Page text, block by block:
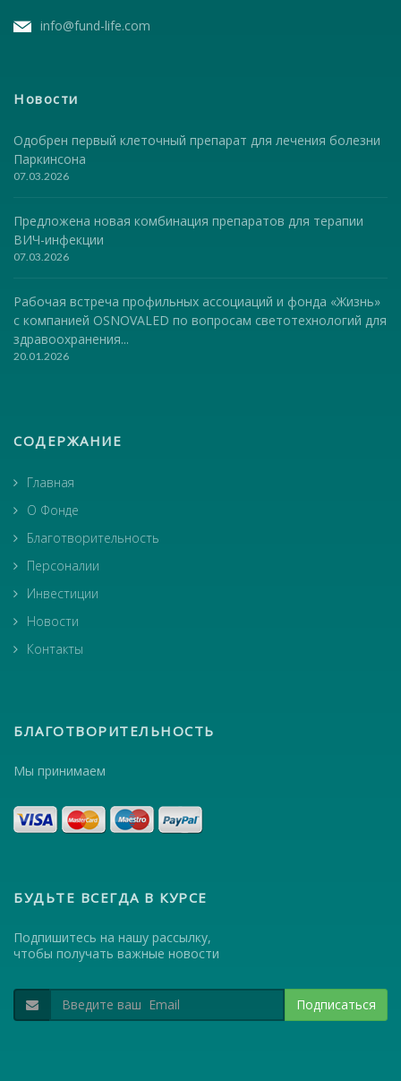
info@fund-life.com
Новости
Одобрен первый клеточный препарат для лечения болезни
Паркинсона
07.03.2026
Предложена новая комбинация препаратов для терапии
ВИЧ-инфекции
07.03.2026
Рабочая встреча профильных ассоциаций и фонда «Жизнь»
с компанией OSNOVALED по вопросам светотехнологий для
здравоохранения...
20.01.2026
СОДЕРЖАНИЕ
Главная
О Фонде
Благотворительность
Персоналии
Инвестиции
Новости
Контакты
БЛАГОТВОРИТЕЛЬНОСТЬ
Мы принимаем
БУДЬТЕ ВСЕГДА В КУРСЕ
Подпишитесь на нашу рассылку,
чтобы получать важные новости
Подписаться